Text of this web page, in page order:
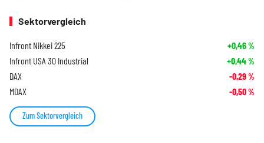
Sektorvergleich
Infront Nikkei 225 +0,46%
Infront USA 30 Industrial +0,44%
DAX -0,29%
MDAX -0,50%
Zum Sektorvergleich